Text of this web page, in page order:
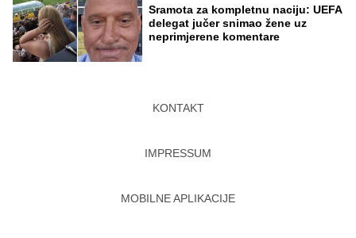
Sramota za kompletnu naciju: UEFA
delegat jučer snimao žene uz
neprimjerene komentare
KONTAKT
IMPRESSUM
MOBILNE APLIKACIJE